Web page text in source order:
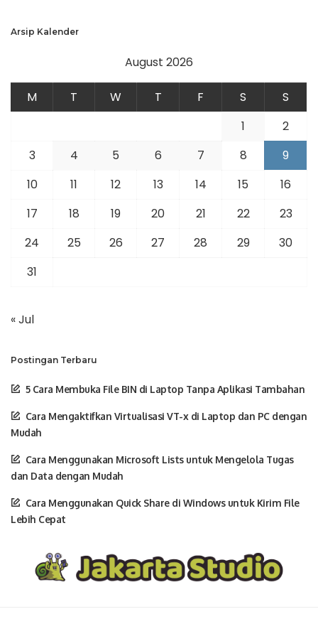
Arsip Kalender
August 2026
M T W T F S
S
1
2
3
4 5 6 7 8
9
10
11 12 13 14 15
16
17
18 19 20 21 22
23
24
25 26 27 28 29
30
31
« Jul
Postingan Terbaru
5 Cara Membuka File BIN di Laptop Tanpa Aplikasi Tambahan
Cara Mengaktifkan Virtualisasi VT-x di Laptop dan PC dengan
Mudah
Cara Menggunakan Microsoft Lists untuk Mengelola Tugas
dan Data dengan Mudah
Cara Menggunakan Quick Share di Windows untuk Kirim File
Lebih Cepat